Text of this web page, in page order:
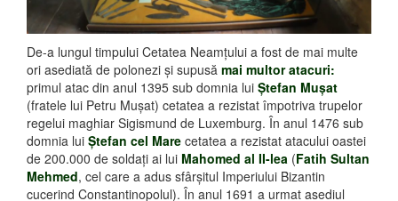
De-a lungul timpului Cetatea Neamţului a fost de mai multe
ori asediată de polonezi şi supusă mai multor atacuri:
primul atac din anul 1395 sub domnia lui Ştefan Muşat
(fratele lui Petru Muşat) cetatea a rezistat împotriva trupelor
regelui maghiar Sigismund de Luxemburg. În anul 1476 sub
domnia lui Ştefan cel Mare cetatea a rezistat atacului oastei
de 200.000 de soldaţi ai lui Mahomed al II-lea (Fatih Sultan
Mehmed, cel care a adus sfârşitul Imperiului Bizantin
cucerind Constantinopolul). În anul 1691 a urmat asediul